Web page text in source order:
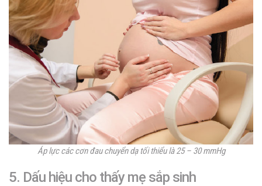
Áp lực các cơn đau chuyển dạ tối thiểu là 25 – 30 mmHg
5. Dấu hiệu cho thấy mẹ sắp sinh